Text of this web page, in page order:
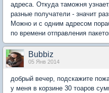
адреса. Откуда таможня
разные получатели - значит
Можно и с одним адресом
по времени отправления
Bubbiz
05 Янв 2014
добрый вечер, подскажите
у меня в корзине 30 тоаров